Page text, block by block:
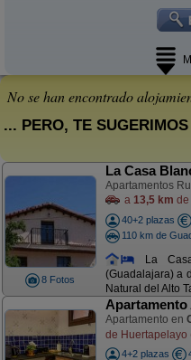
No se han encontrado
... PERO, TE
8 Fotos
La Casa
Apartamentos
a 13,5 km de
40+2 plazas
110 km de
La
(Guadalajara) a
Natural del Alto
Apartamento
Apartamento en
de Huertapelayo
4+2 plazas